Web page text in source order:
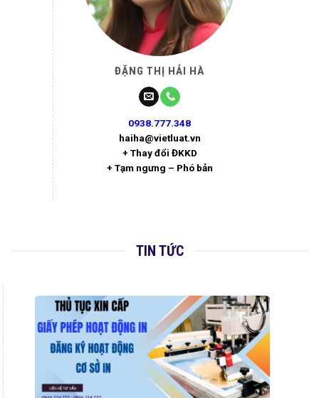
ĐẶNG THỊ HẢI HÀ
0938.777.348
haiha@vietluat.vn
+ Thay đổi ĐKKD
+ Tạm ngưng – Phó bản
TIN TỨC